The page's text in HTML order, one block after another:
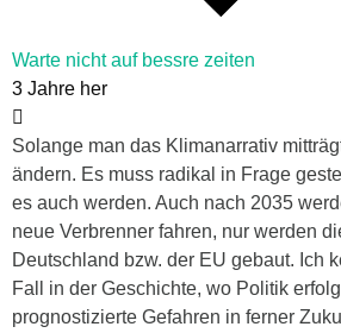
Warte nicht auf bessre zeiten
3 Jahre her
Solange man das Klimanarrativ
ändern. Es muss radikal in Frage
es auch werden. Auch nach 2035
neue Verbrenner fahren, nur werden
Deutschland bzw. der EU gebaut. Ich
Fall in der Geschichte, wo Politik
prognostizierte Gefahren in ferner